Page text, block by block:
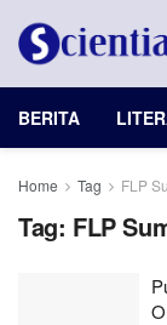
BERITA
Home Tag FLP
Tag: FLP